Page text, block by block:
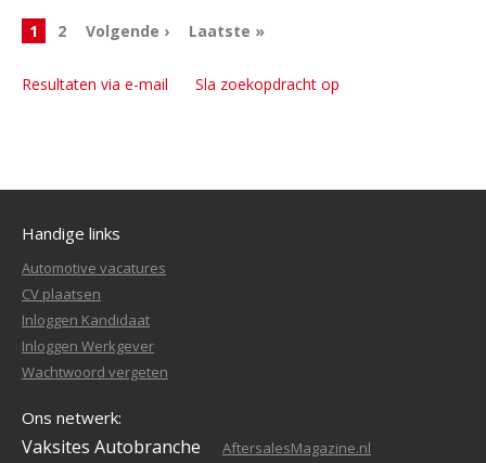
1 2 Volgende › Laatste »
Resultaten via e-mail Sla zoekopdracht op
Handige links
Automotive vacatures
CV plaatsen
Inloggen Kandidaat
Inloggen Werkgever
Wachtwoord vergeten
Ons netwerk:
Vaksites Autobranche
AftersalesMagazine.nl